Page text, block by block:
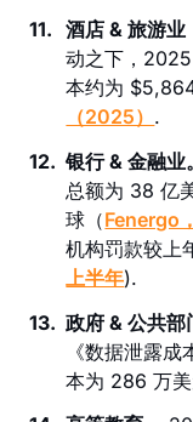
11.
酒店 & 旅游业
动之下，
本约为
（2025） .
12. 银行 & 金融业。
总额为 38 亿
球（Fenergo
机构罚款较上
上半年).
13. 政府 & 公共部
《数据泄露
本为 286 万美